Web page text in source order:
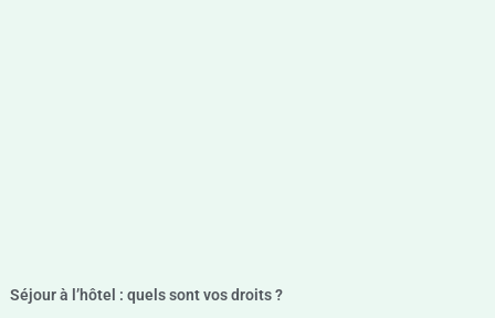
Séjour à l’hôtel : quels sont vos droits ?